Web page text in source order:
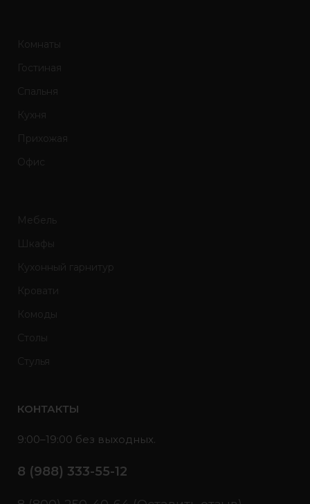
Комнаты
Гостиная
Спальня
Кухня
Прихожая
Офис
Мебель
Шкафы
Кухонный гарнитур
Кровати
Комоды
Столы
Стулья
КОНТАКТЫ
9:00–19:00 без выходных.
8 (988) 333-55-12